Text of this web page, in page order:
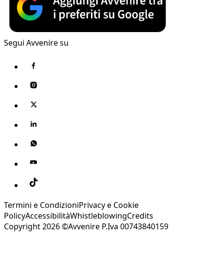
Segui Avvenire su
Termini e CondizioniPrivacy e Cookie
PolicyAccessibilitàWhistleblowingCredits
Copyright 2026 ©Avvenire P.Iva 00743840159